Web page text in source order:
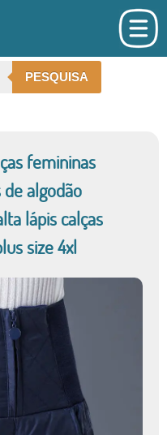
PESQUISA
femininas
algodão
lápis calças
size 4xl